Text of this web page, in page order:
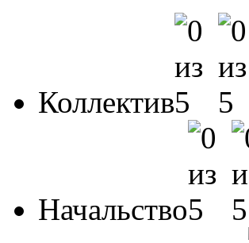
Коллектив
Начальство